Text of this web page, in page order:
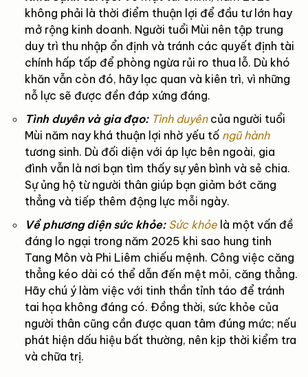
không phải là thời điểm thuận lợi để đầu tư lớn hay
mở rộng kinh doanh. Người tuổi Mùi nên tập trung
duy trì thu nhập ổn định và tránh các quyết định tài
chính hấp tấp để phòng ngừa rủi ro thua lỗ. Dù khó
khăn vẫn còn đó, hãy lạc quan và kiên trì, vì những
nỗ lực sẽ được đền đáp xứng đáng.
Tình duyên và gia đạo: Tình duyêncủa người tuổi
Mùi năm nay khá thuận lợi nhờ yếu tố ngũ hành
tương sinh. Dù đối diện với áp lực bên ngoài, gia
đình vẫn là nơi bạn tìm thấy sự yên bình và sẻ chia.
Sự ủng hộ từ người thân giúp bạn giảm bớt căng
thẳng và tiếp thêm động lực mỗi ngày.
Về phương diện sức khỏe: Sức khỏelà một vấn đề
đáng lo ngại trong năm 2025 khi sao hung tinh
Tang Môn và Phi Liêm chiếu mệnh. Công việc căng
thẳng kéo dài có thể dẫn đến mệt mỏi, căng thẳng.
Hãy chú ý làm việc với tinh thần tỉnh táo để tránh
tai họa không đáng có. Đồng thời, sức khỏe của
người thân cũng cần được quan tâm đúng mức; nếu
phát hiện dấu hiệu bất thường, nên kịp thời kiểm tra
và chữa trị.